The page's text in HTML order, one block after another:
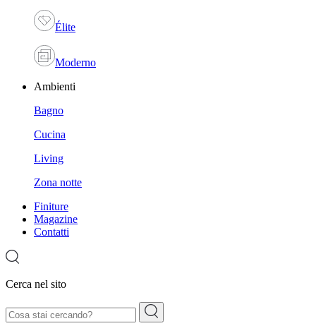
Élite
Moderno
Ambienti
Bagno
Cucina
Living
Zona notte
Finiture
Magazine
Contatti
Cerca nel sito